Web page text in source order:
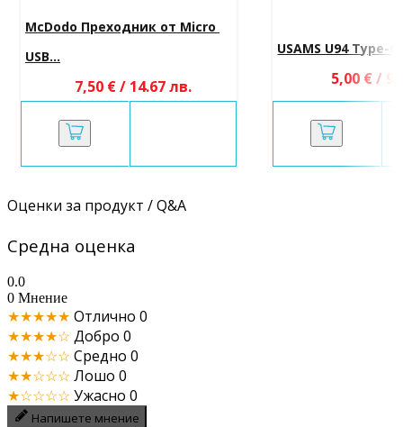
McDodo Преходник от Micro
USB...
7,50 € / 14.67 лв.
USAMS U94 Type-
5,00 € /
Оценки за продукт / Q&A
Средна оценка
0.0
0 Мнение
★★★★★ Отлично 0
★★★★☆ Добро 0
★★★☆☆ Средно 0
★★☆☆☆ Лошо 0
★☆☆☆☆ Ужасно 0
Напишете мнение